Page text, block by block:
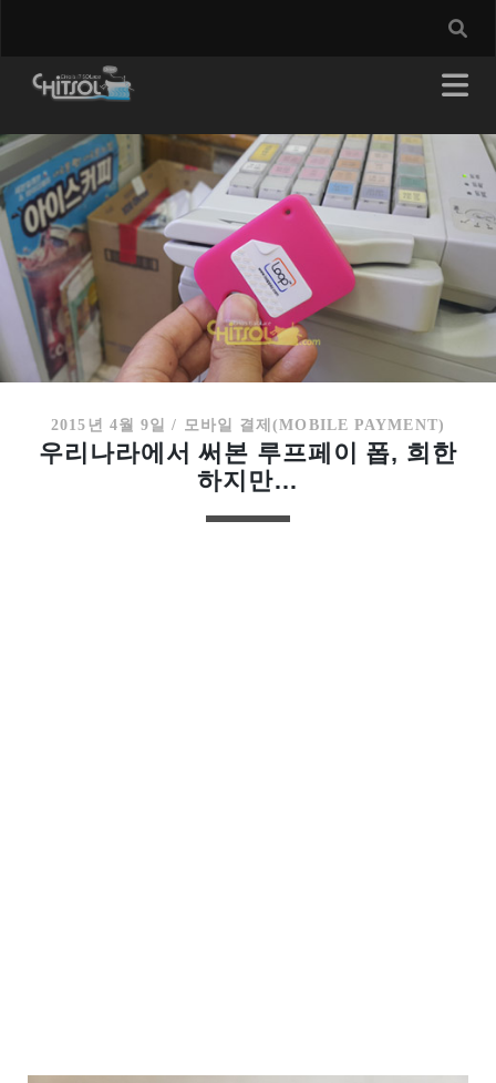
2015년 4월 9일 / 모바일 결제(MOBILE PAYMENT)
우리나라에서 써본 루프페이 폽, 희한
하지만…